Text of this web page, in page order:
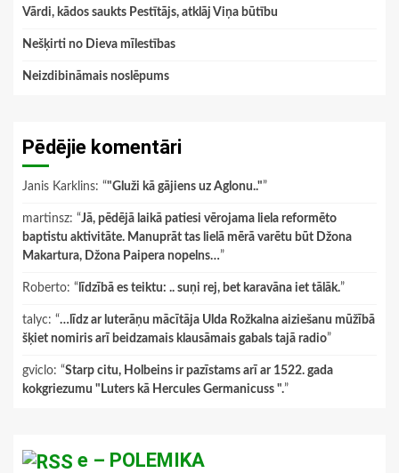
Vārdi, kādos saukts Pestītājs, atklāj Viņa būtību
Nešķirti no Dieva mīlestības
Neizdibināmais noslēpums
Pēdējie komentāri
Janis Karklins: “"Gluži kā gājiens uz Aglonu.."”
martinsz: “Jā, pēdējā laikā patiesi vērojama liela reformēto
baptistu aktivitāte. Manuprāt tas lielā mērā varētu būt Džona
Makartura, Džona Paipera nopelns…”
Roberto: “ līdzībā es teiktu: .. suņi rej, bet karavāna iet tālāk.”
talyc: “…līdz ar luterāņu mācītāja Ulda Rožkalna aiziešanu mūžībā
šķiet nomiris arī beidzamais klausāmais gabals tajā radio”
gviclo: “Starp citu, Holbeins ir pazīstams arī ar 1522. gada
kokgriezumu "Luters kā Hercules Germanicuss ".”
e – POLEMIKA